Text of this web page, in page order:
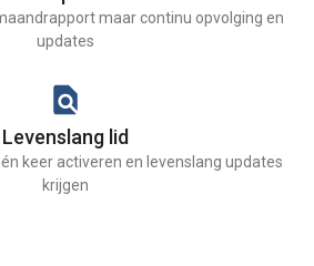
maar continu opvolging en
updates
Levenslang lid
keer activeren en levenslang updates
krijgen